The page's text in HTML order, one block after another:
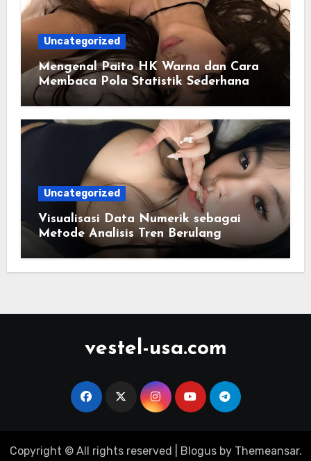
Uncategorized
Mengenal Paito HK Warna dan Cara
Membaca Pola Statistik Sederhana
Uncategorized
Visualisasi Data Numerik sebagai
Metode Analisis Tren Berulang
vestel-usa.com
Copyright © All rights reserved Blogusby Themeansar.